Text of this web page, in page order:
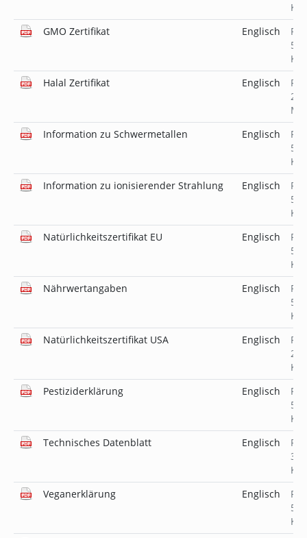
KB
GMO Zertifikat
Englisch
PDF
KB
Halal Zertifikat
Englisch
PDF
MB
Information zu Schwermetallen
Englisch
PDF
KB
Information zu ionisierender Strahlung
Englisch
PDF
KB
Natürlichkeitszertifikat EU
Englisch
PDF
KB
Nährwertangaben
Englisch
PDF
KB
Natürlichkeitszertifikat USA
Englisch
PDF
KB
Pestiziderklärung
Englisch
PDF
KB
Technisches Datenblatt
Englisch
PDF
KB
Veganerklärung
Englisch
PDF
KB